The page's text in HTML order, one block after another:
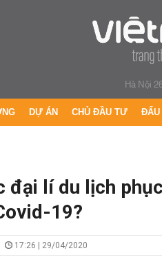
Hà Nội
DỰ ÁN CHỦ ĐẦU TƯ ĐẤU
đại lí du lịch
19?
17:26 | 29/04/2020